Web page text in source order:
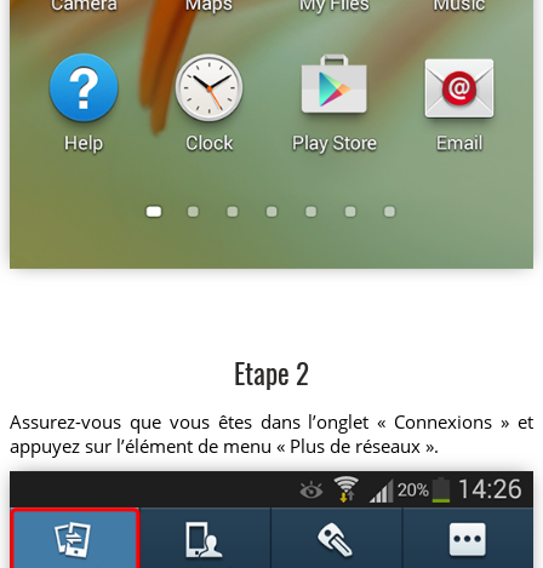
Etape 2
Assurez-vous que vous êtes dans l’onglet « Connexions » et
appuyez sur l’élément de menu « Plus de réseaux ».